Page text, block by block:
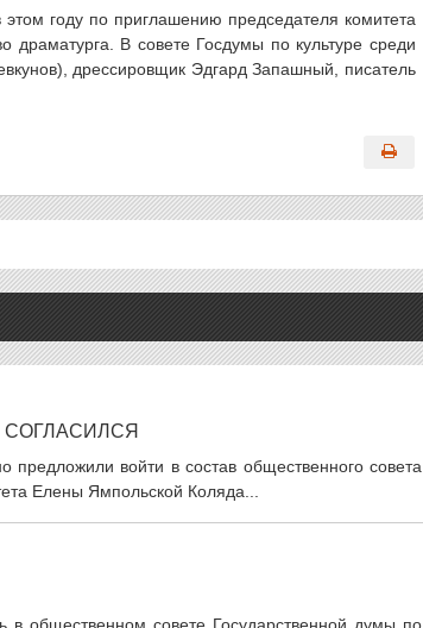
году по приглашению председателя комитета
драматурга. В совете Госдумы по культуре среди
дрессировщик Эдгард Запашный, писатель
СОГЛАСИЛСЯ
войти в состав общественного совета
Елены Ямпольской Коляда...